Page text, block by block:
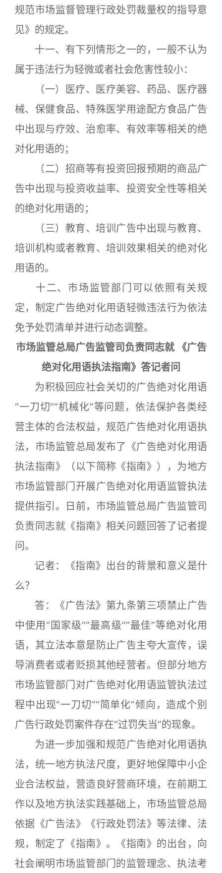
规范市场监督管理行政处罚裁量权的指导意
见》的规定。
十一、有下列情形之一的，一般不认为
属于违法行为轻微或者社会危害性较小：
（一）医疗、医疗美容、药品、医疗器
械、保健食品、特殊医学用途配方食品广告
中出现与疗效、治愈率、有效率等相关的绝
对化用语的；
（二）招商等有投资回报预期的商品广
告中出现与投资收益率、投资安全性等相关
的绝对化用语的；
（三）教育、培训广告中出现与教育、
培训机构或者教育、培训效果相关的绝对化
用语的。
十二、市场监管部门可以依照有关规
定，制定广告绝对化用语轻微违法行为依法
免予处罚清单并进行动态调整。
市场监管总局广告监管司负责同志就 《广告
绝对化用语执法指南》答记者问
为积极回应社会关切的广告绝对化用语
“一刀切”“机械化”等问题，依法保护各类经
营主体的合法权益，规范广告绝对化用语执
法，市场监管总局发布了《广告绝对化用语
执法指南》（以下简称《指南》），为地方
市场监管部门开展广告绝对化用语监管执法
提供指引。日前，市场监管总局广告监管司
负责同志就《指南》相关问题回答了记者提
问。
记者：《指南》出台的背景和意义是什
么？
答：《广告法》第九条第三项禁止广告
中使用“国家级”“最高级”“最佳”等绝对化用
语，其立法本意是防止广告主夸大宣传，误
导消费者或者贬损其他经营者。但部分地方
市场监管部门对广告绝对化用语监管执法过
程中出现“一刀切”“简单化”倾向，造成个别
广告行政处罚案件存在“过罚失当”的现象。
为进一步加强和规范广告绝对化用语执
法，统一地方执法尺度，更好地保障中小企
业合法权益，营造良好营商环境，在前期工
作以及地方执法实践基础上，市场监管总局
依据《广告法》《行政处罚法》等法律、法
规，制定了《指南》。《指南》的出台，向
社会阐明市场监管部门的监管理念、执法考